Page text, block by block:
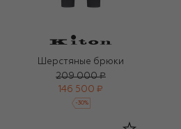
Шерстяные брюки
209 000 ₽
146 500 ₽
-30%